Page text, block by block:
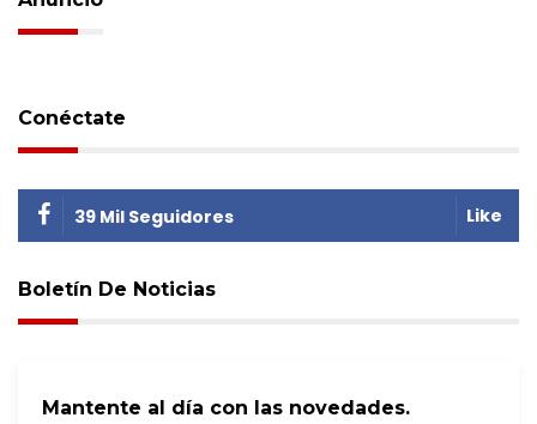
Conéctate
39 Mil Seguidores Like
Boletín De Noticias
Mantente al día con las novedades.